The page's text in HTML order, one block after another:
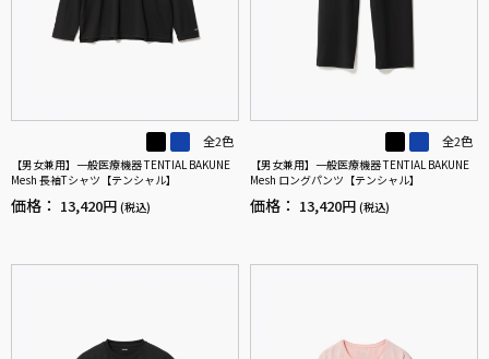
全2色
【男女兼用】一般医療機器 TENTIAL BAKUNE
Mesh 長袖Tシャツ【テンシャル】
価格： 13,420円 (税込)
全2色
【男女兼用】一般医療機器 TENTIAL BAKUNE
Mesh ロングパンツ【テンシャル】
価格： 13,420円 (税込)